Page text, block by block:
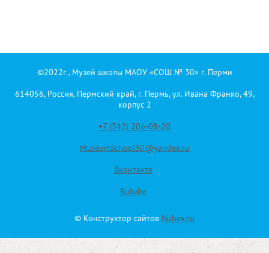
©2022г., Музей школы МАОУ «СОШ № 30» г. Перми
614056, Россия, Пермский край, г. Пермь, ул. Ивана Франко, 49,
корпус 2
+7 (342) 206-08-20
MuseumSchool30@yandex.ru
Вконтакте
Rutube
© Конструктор сайтов Nubex.ru